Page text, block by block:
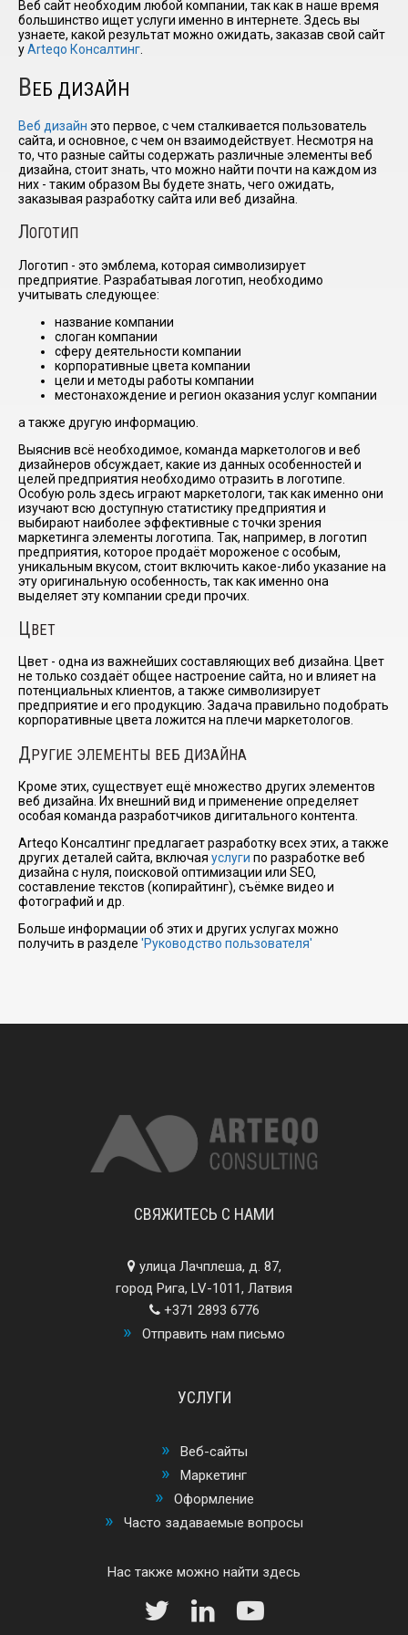
I have
accept the
terms and
conditions
Веб сайт необходим любой компании, так как в наше время
большинство ищет услуги именно в интернете. Здесь вы
узнаете, какой результат можно ожидать, заказав свой сайт
уArteqo Консалтинг
ВЕБ ДИЗАЙН
Веб дизайн это первое, с чем сталкивается пользователь
сайта, и основное, с чем он взаимодействует. Несмотря на
то, что разные сайты содержать различные элементы веб
дизайна, стоит знать, что можно найти почти на каждом из
них - таким образом Вы будете знать, чего ожидать,
заказывая разработку сайта или веб дизайна.
ЛОГОТИП
Логотип - это эмблема, которая символизирует
предприятие. Разрабатывая логотип, необходимо
учитывать следующее:
название компании
слоган компании
сферу деятельности компании
корпоративные цвета компании
цели и методы работы компании
местонахождение и регион оказания услуг компании
а также другую информацию.
Выяснив всё необходимое, команда маркетологов и веб
дизайнеров обсуждает, какие из данных особенностей и
целей предприятия необходимо отразить в логотипе.
Особую роль здесь играют маркетологи, так как именно они
изучают всю доступную статистику предприятия и
выбирают наиболее эффективные с точки зрения
маркетинга элементы логотипа. Так, например, в логотип
предприятия, которое продаёт мороженое с особым,
уникальным вкусом, стоит включить какое-либо указание на
эту оригинальную особенность, так как именно она
выделяет эту компании среди прочих.
ЦВЕТ
Цвет - одна из важнейших составляющих веб дизайна. Цвет
не только создаёт общее настроение сайта, но и влияет на
потенциальных клиентов, а также символизирует
предприятие и его продукцию. Задача правильно подобрать
корпоративные цвета ложится на плечи маркетологов.
ДРУГИЕ ЭЛЕМЕНТЫ ВЕБ ДИЗАЙНА
Кроме этих, существует ещё множество других элементов
веб дизайна. Их внешний вид и применение определяет
особая команда разработчиков дигитального контента.
Arteqo Консалтинг предлагает разработку всех этих, а также
других деталей сайта, включая услуги по разработке веб
дизайна с нуля, поисковой оптимизации или SEO,
составление текстов (копирайтинг), съёмке видео и
фотографий и др.
Больше информации об этих и других услугах можно
получить в разделе 'Руководство пользователя'
СВЯЖИТЕСЬ С НАМИ
улица Лачплеша, д. 87,
город Рига, LV-1011, Латвия
+371 2893 6776
Отправить нам письмо
УСЛУГИ
Веб-сайты
Маркетинг
Оформление
Часто задаваемые вопросы
Нас также можно найти здесь